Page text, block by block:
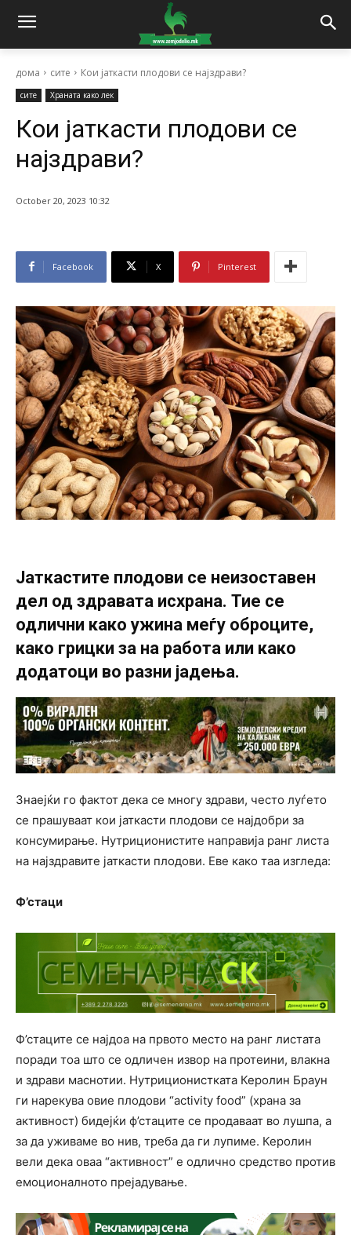
дома сите Кои јаткасти плодови се најздрави?
сите Храната како лек
Кои јаткасти плодови се
најздрави?
October 20, 2023 10:32
Facebook X Pinterest
Јаткастите плодови се неизоставен
дел од здравата исхрана. Тие се
одлични како ужина меѓу оброците,
како грицки за на работа или како
додатоци во разни јадења.
Знаејќи го фактот дека се многу здрави, често луѓето
се прашуваат кои јаткасти плодови се најдобри за
консумирање. Нутриционистите направија ранг листа
на најздравите јаткасти плодови. Еве како таа изгледа:
Ф’стаци
Ф’стаците се најдоа на првото место на ранг листата
поради тоа што се одличен извор на протеини, влакна
и здрави маснотии. Нутриционистката Керолин Браун
ги нарекува овие плодови “activity food” (храна за
активност) бидејќи ф’стаците се продаваат во лушпа, а
за да уживаме во нив, треба да ги лупиме. Керолин
вели дека оваа “активност” е одлично средство против
емоционалното прејадување.